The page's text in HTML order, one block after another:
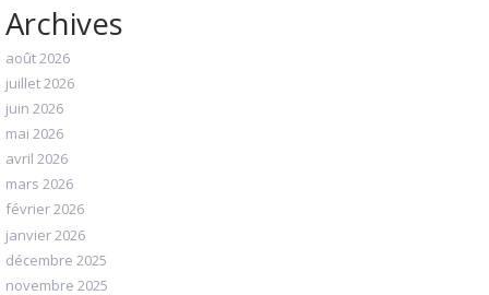
Archives
août 2026
juillet 2026
juin 2026
mai 2026
avril 2026
mars 2026
février 2026
janvier 2026
décembre 2025
novembre 2025